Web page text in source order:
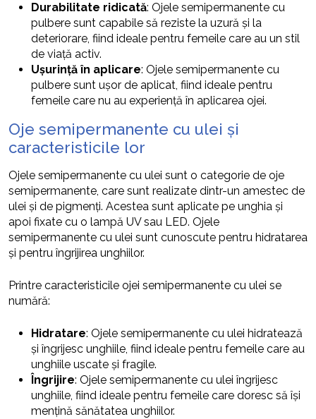
Durabilitate ridicată: Ojele semipermanente cu
pulbere sunt capabile să reziste la uzură și la
deteriorare, fiind ideale pentru femeile care au un stil
de viață activ.
Ușurință în aplicare: Ojele semipermanente cu
pulbere sunt ușor de aplicat, fiind ideale pentru
femeile care nu au experiență în aplicarea ojei.
Oje semipermanente cu ulei și
caracteristicile lor
Ojele semipermanente cu ulei sunt o categorie de oje
semipermanente, care sunt realizate dintr-un amestec de
ulei și de pigmenți. Acestea sunt aplicate pe unghia și
apoi fixate cu o lampă UV sau LED. Ojele
semipermanente cu ulei sunt cunoscute pentru hidratarea
și pentru îngrijirea unghiilor.
Printre caracteristicile ojei semipermanente cu ulei se
numără:
Hidratare: Ojele semipermanente cu ulei hidratează
și îngrijesc unghiile, fiind ideale pentru femeile care au
unghiile uscate și fragile.
Îngrijire: Ojele semipermanente cu ulei îngrijesc
unghiile, fiind ideale pentru femeile care doresc să își
mențină sănătatea unghiilor.